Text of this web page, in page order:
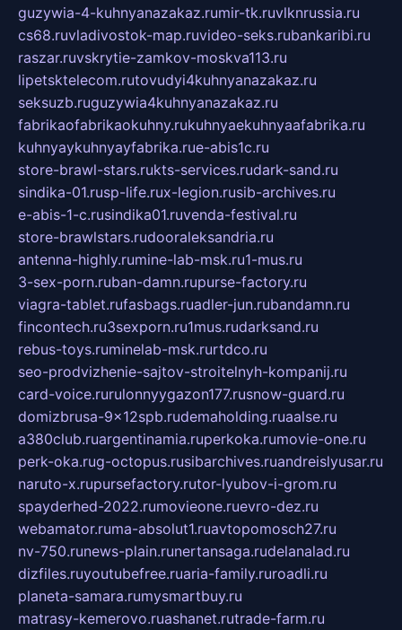
guzywia-4-kuhnyanazakaz.rumir-tk.ruvlknrussia.ru
cs68.ruvladivostok-map.ruvideo-seks.rubankaribi.ru
raszar.ruvskrytie-zamkov-moskva113.ru
lipetsktelecom.rutovudyi4kuhnyanazakaz.ru
seksuzb.ruguzywia4kuhnyanazakaz.ru
fabrikaofabrikaokuhny.rukuhnyaekuhnyaafabrika.ru
kuhnyaykuhnyayfabrika.rue-abis1c.ru
store-brawl-stars.rukts-services.rudark-sand.ru
sindika-01.rusp-life.rux-legion.rusib-archives.ru
e-abis-1-c.rusindika01.ruvenda-festival.ru
store-brawlstars.rudooraleksandria.ru
antenna-highly.rumine-lab-msk.ru1-mus.ru
3-sex-porn.ruban-damn.rupurse-factory.ru
viagra-tablet.rufasbags.ruadler-jun.rubandamn.ru
fincontech.ru3sexporn.ru1mus.rudarksand.ru
rebus-toys.ruminelab-msk.rurtdco.ru
seo-prodvizhenie-sajtov-stroitelnyh-kompanij.ru
card-voice.rurulonnyygazon177.rusnow-guard.ru
domizbrusa-9x12spb.rudemaholding.ruaalse.ru
a380club.ruargentinamia.ruperkoka.rumovie-one.ru
perk-oka.rug-octopus.rusibarchives.ruandreislyusar.ru
naruto-x.rupursefactory.rutor-lyubov-i-grom.ru
spayderhed-2022.rumovieone.ruevro-dez.ru
webamator.ruma-absolut1.ruavtopomosch27.ru
nv-750.runews-plain.runertansaga.rudelanalad.ru
dizfiles.ruyoutubefree.ruaria-family.ruroadli.ru
planeta-samara.rumysmartbuy.ru
matrasy-kemerovo.ruashanet.rutrade-farm.ru